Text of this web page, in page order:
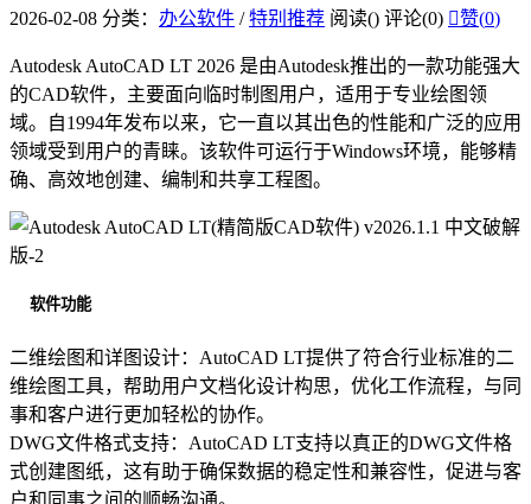
2026-02-08 分类： 办公软件 /特别推荐 阅读() 评论(0) 赞(0)
Autodesk AutoCAD LT 2026 是由Autodesk推出的一款功能强大
的CAD软件，主要面向临时制图用户，适用于专业绘图领
域。自1994年发布以来，它一直以其出色的性能和广泛的应用
领域受到用户的青睐。该软件可运行于Windows环境，能够精
确、高效地创建、编制和共享工程图。
软件功能
二维绘图和详图设计：AutoCAD LT提供了符合行业标准的二
维绘图工具，帮助用户文档化设计构思，优化工作流程，与同
事和客户进行更加轻松的协作。
DWG文件格式支持：AutoCAD LT支持以真正的DWG文件格
式创建图纸，这有助于确保数据的稳定性和兼容性，促进与客